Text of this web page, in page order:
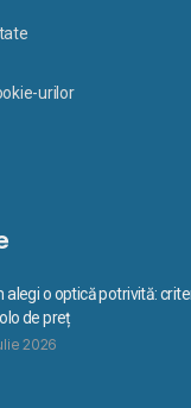
urilor
alegi o optică potrivită:
de preț
2026